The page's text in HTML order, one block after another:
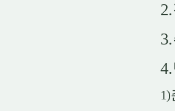
2.
3.
4.
1)